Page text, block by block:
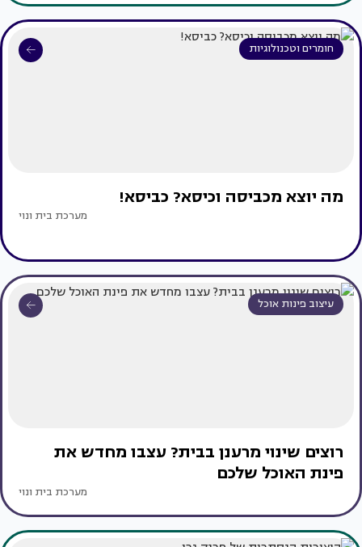
חומרים וטכנולוגיות
מה יוצא מכביסה וכיסא? כביסא!
מערכת בית ונוי
עיצוב פינות אוכל
רוצים שינוי מרענן בבית? עצבו מחדש את
פינת האוכל שלכם
מערכת בית ונוי